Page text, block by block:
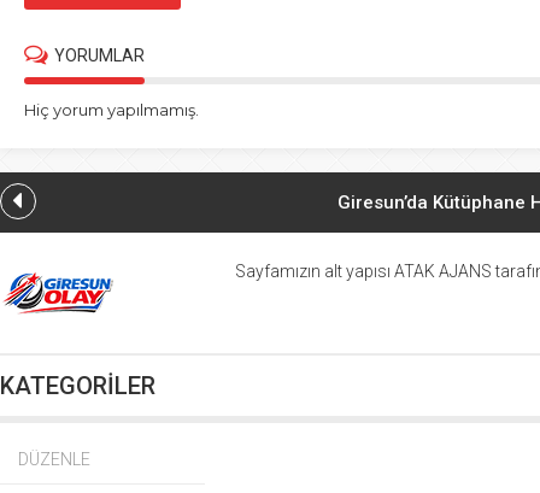
YORUMLAR
Hiç yorum yapılmamış.
Giresun’da Kütüphane
Yavuzkemal’de
Sayfamızın alt yapısı ATAK AJANS
KATEGORİLER
DÜZENLE